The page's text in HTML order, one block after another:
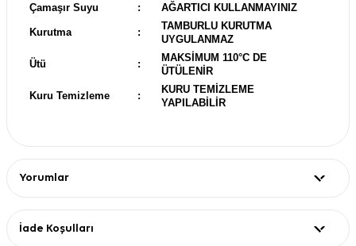
Çamaşır Suyu
: AĞARTICI KULLANMAYINIZ
Kurutma :
TAMBURLU KURUTMA
UYGULANMAZ
Ütü :
MAKSİMUM 110°C DE
ÜTÜLENİR
Kuru Temizleme :
KURU TEMİZLEME
YAPILABİLİR
Yorumlar
İade Koşulları